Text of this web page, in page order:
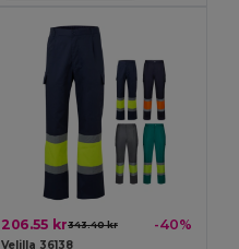
206.55 kr343.40 kr -40%
Velilla 36138